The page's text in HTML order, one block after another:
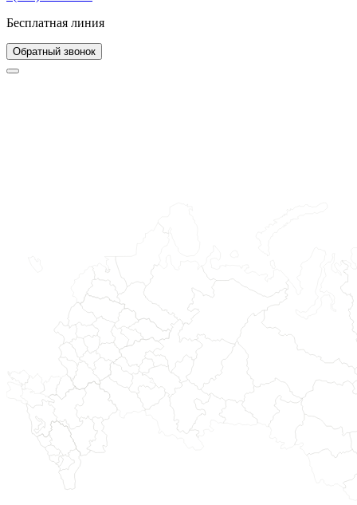
Бесплатная линия
Обратный звонок